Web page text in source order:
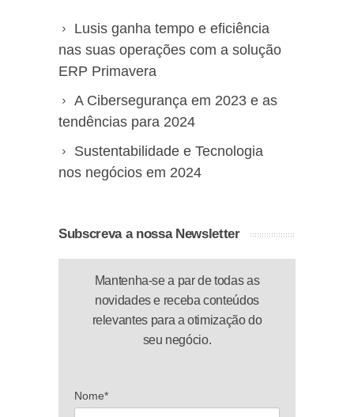
Lusis ganha tempo e eficiência
nas suas operações com a solução
ERP Primavera
A Cibersegurança em 2023 e as
tendências para 2024
Sustentabilidade e Tecnologia
nos negócios em 2024
Subscreva a nossa Newsletter
Mantenha-se a par de todas as
novidades e receba conteúdos
relevantes para a otimização do
seu negócio.
Nome*